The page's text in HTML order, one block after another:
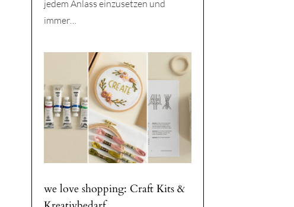
jedem Anlass einzusetzen und
immer…
we love shopping: Craft Kits &